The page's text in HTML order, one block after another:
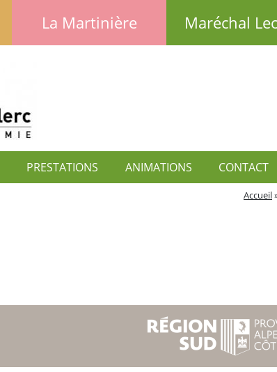
La Martinière Maréchal
PRESTATIONS ANIMATIONS CONTACT
Accueil